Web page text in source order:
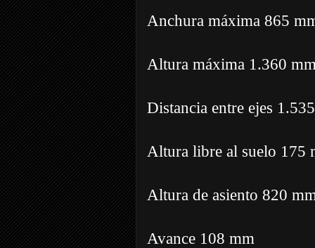
Anchura máxima 865
Altura máxima 1.360
Distancia entre ejes
Altura libre al suelo 175
Altura de asiento 820
Avance 108 mm